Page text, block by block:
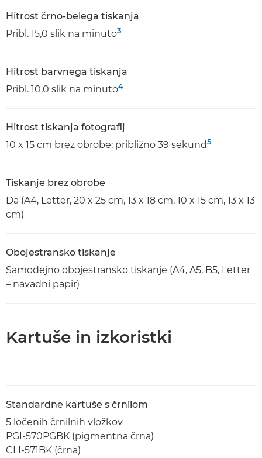
Hitrost črno-belega tiskanja
Pribl. 15,0 slik na minuto3
Hitrost barvnega tiskanja
Pribl. 10,0 slik na minuto4
Hitrost tiskanja fotografij
10 x 15 cm brez obrobe: približno 39 sekund5
Tiskanje brez obrobe
Da (A4, Letter, 20 x 25 cm, 13 x 18 cm, 10 x 15 cm, 13 x 13
cm)
Obojestransko tiskanje
Samodejno obojestransko tiskanje (A4, A5, B5, Letter
– navadni papir)
Kartuše in izkoristki
Standardne kartuše s črnilom
5 ločenih črnilnih vložkov
PGI-570PGBK (pigmentna črna)
CLI-571BK (črna)